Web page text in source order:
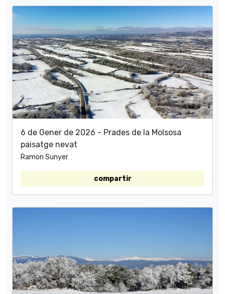
6 de Gener de 2026 - Prades de la Molsosa
paisatge nevat
Ramon Sunyer
compartir